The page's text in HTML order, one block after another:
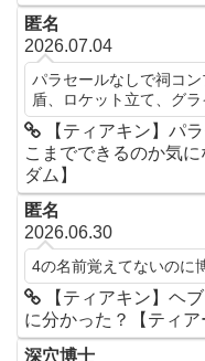
匿名
2026.07.04
パラセールなしで祠コ
盾、ロケット立て、グ
【ティアキン】パ
こまでできるのか気
ダム】
匿名
2026.06.30
4の名前覚えてないのに
【ティアキン】ヘ
に分かった？【ティア
深穴博士